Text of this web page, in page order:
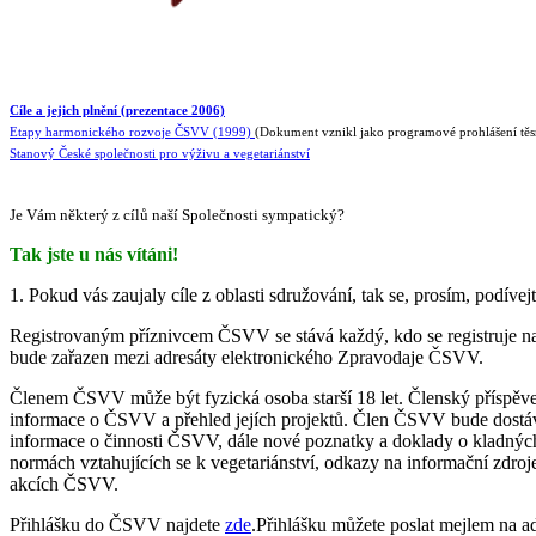
Cíle a jejich plnění (prezentace 2006)
Etapy harmonického rozvoje ČSVV (1999) (Dokument vznikl jako programové prohlášení
Stanový České společnosti pro výživu a vegetariánství
Je Vám některý z cílů naší Společnosti sympatický?
Tak jste u nás vítáni!
1. Pokud vás zaujaly cíle z oblasti sdružování, tak se, prosím,
Registrovaným příznivcem ČSVV se stává každý, kdo se registruje
bude zařazen mezi adresáty elektronického Zpravodaje ČSVV.
Členem ČSVV může být fyzická osoba starší 18 let. Členský
informace o ČSVV a přehled jejích projektů. Člen ČSVV bude
informace o činnosti ČSVV, dále nové poznatky a doklady o
normách vztahujících se k vegetariánství, odkazy na informační
akcích ČSVV.
Přihlášku do ČSVV najdete zde.Přihlášku můžete poslat mejlem na